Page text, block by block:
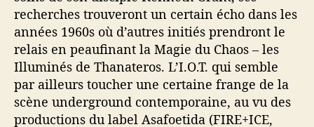
recherches trouveront un certain écho dans les
années 1960s où d’autres initiés prendront le
relais en peaufinant la Magie du Chaos – les
Illuminés de Thanateros. L’I.O.T. qui semble
par ailleurs toucher une certaine frange de la
scène underground contemporaine, au vu des
productions du label Asafoetida (FIRE+ICE,